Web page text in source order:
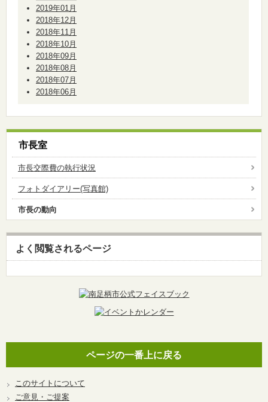
2019年01月
2018年12月
2018年11月
2018年10月
2018年09月
2018年08月
2018年07月
2018年06月
市長室
市長交際費の執行状況
フォトダイアリー(写真館)
市長の動向
よく閲覧されるページ
ページの一番上に戻る
このサイトについて
ご意見・ご提案